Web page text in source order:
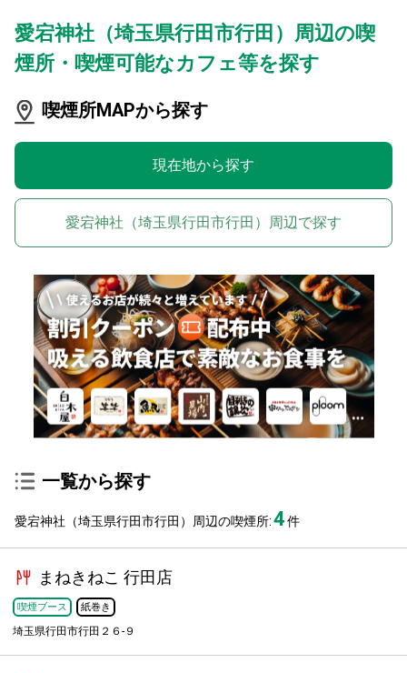
愛宕神社（埼玉県行田市行田）周辺の喫
煙所・喫煙可能なカフェ等を探す
喫煙所MAPから探す
現在地から探す
愛宕神社（埼玉県行田市行田）周辺で探す
一覧から探す
愛宕神社（埼玉県行田市行田）周辺の喫煙所:4件
まねきねこ 行田店
喫煙ブース 紙巻き
埼玉県行田市行田２６-９